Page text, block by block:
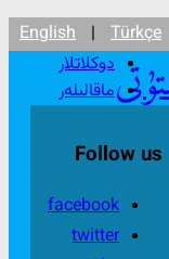
English | Türkçe
Follow us
facebook
twitter
دوكلاتلار
ماقالىلەر